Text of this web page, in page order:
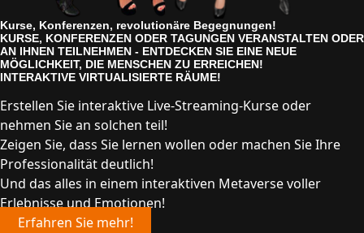
Kurse, Konferenzen, revolutionäre Begegnungen!
KURSE, KONFERENZEN ODER TAGUNGEN VERANSTALTEN ODER
AN IHNEN TEILNEHMEN - ENTDECKEN SIE EINE NEUE
MÖGLICHKEIT, DIE MENSCHEN ZU ERREICHEN!
INTERAKTIVE VIRTUALISIERTE RÄUME!
Erstellen Sie interaktive Live-Streaming-Kurse oder
nehmen Sie an solchen teil!
Zeigen Sie, dass Sie lernen wollen oder machen Sie Ihre
Professionalität deutlich!
Und das alles in einem interaktiven Metaverse voller
Erlebnisse und Emotionen!
Erfahren Sie mehr!